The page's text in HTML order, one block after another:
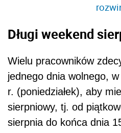
Długi weekend
Wielu pracowników
jednego dnia wolnego,
r. (poniedziałek), aby
sierpniowy, tj. od
sierpnia do końca dnia